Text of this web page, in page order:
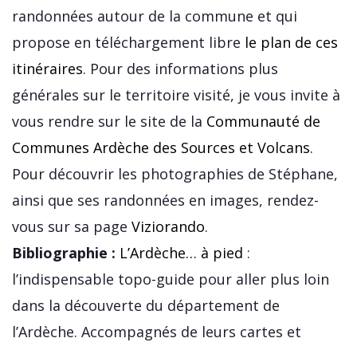
randonnées autour de la commune et qui
propose en téléchargement libre le plan de ces
itinéraires. Pour des informations plus
générales sur le territoire visité, je vous invite à
vous rendre sur le site de la Communauté de
Communes Ardèche des Sources et Volcans.
Pour découvrir les photographies de Stéphane,
ainsi que ses randonnées en images, rendez-
vous sur sa page Viziorando.
Bibliographie : L’Ardèche… à pied :
l’indispensable topo-guide pour aller plus loin
dans la découverte du département de
l’Ardèche. Accompagnés de leurs cartes et